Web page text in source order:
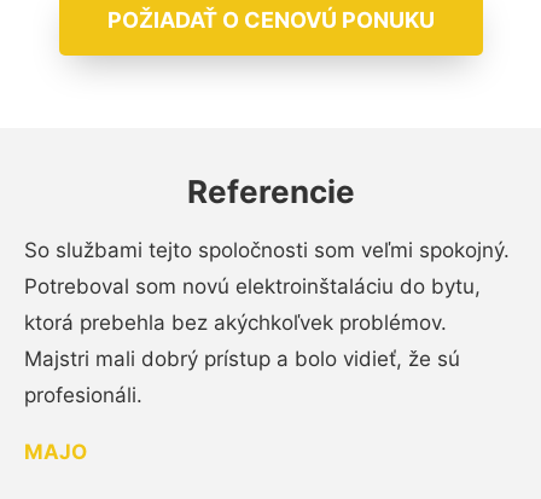
POŽIADAŤ O CENOVÚ PONUKU
Referencie
So službami tejto spoločnosti som veľmi spokojný.
Potreboval som novú elektroinštaláciu do bytu,
ktorá prebehla bez akýchkoľvek problémov.
Majstri mali dobrý prístup a bolo vidieť, že sú
profesionáli.
MAJO